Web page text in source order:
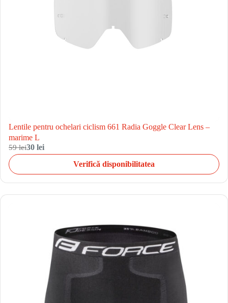
Lentile pentru ochelari ciclism 661 Radia Goggle Clear Lens –
marime L
59 lei30 lei
Verifică disponibilitatea